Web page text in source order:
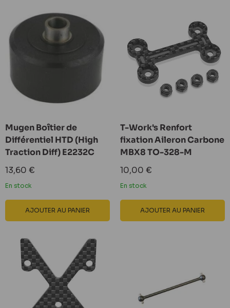
Mugen Boîtier de
Différentiel HTD (High
Traction Diff) E2232C
Prix
réduit
13,60 €
En stock
AJOUTER AU PANIER
T-Work's Renfort
fixation Aileron Carbone
MBX8 TO-328-M
Prix
réduit
10,00 €
En stock
AJOUTER AU PANIER